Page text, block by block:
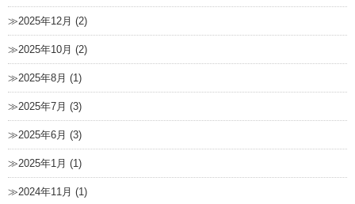
2025年12月 (2)
2025年10月 (2)
2025年8月 (1)
2025年7月 (3)
2025年6月 (3)
2025年1月 (1)
2024年11月 (1)